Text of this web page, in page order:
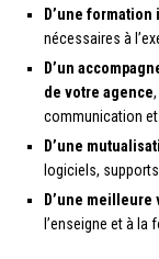
D’une
nécessaires à
D’un
de votre agence
communication et
D’une
logiciels,
D’une
l’enseigne et à la